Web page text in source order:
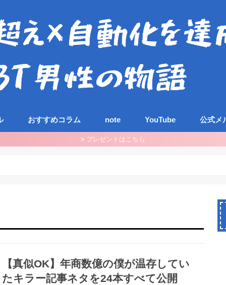
おすすめコラム note YouTube 公式メ
プレゼントはこちら
【真似OK】年商数億の僕が温存してい
たキラー記事ネタを24本すべて公開